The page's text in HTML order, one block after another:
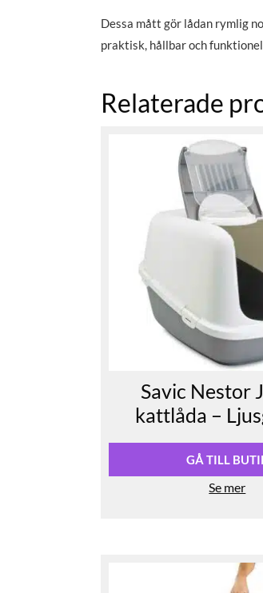
Dessa mått gör lådan rymlig
praktisk, hållbar och
Relaterade
Savic Nestor
kattlåda –
GÅ TILL
Se mer